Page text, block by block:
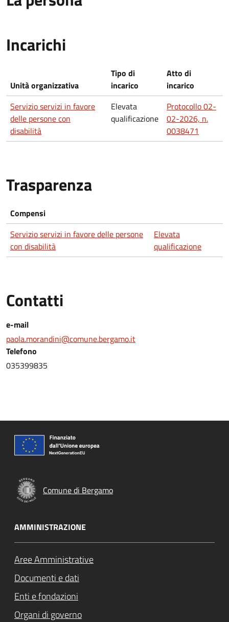
Incarichi
Unità organizzativa
Tipo di
incarico
Atto di
incarico
Servizio servizi in favore
delle persone con
disabilità
Elevata
qualificazione
Protocollo 02-
02-2026, n.
0038471
Trasparenza
Compensi
Servizio servizi in favore delle persone
con disabilità
Elevata
qualificazione
Contatti
e-mail
paola.morandini@comune.bergamo.it
Telefono
035399835
Comune di Bergamo
AMMINISTRAZIONE
Aree Amministrative
Documenti e dati
Enti e fondazioni
Organi di governo